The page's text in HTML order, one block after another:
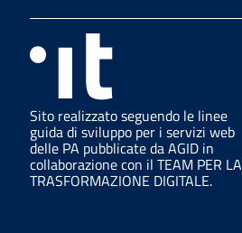
Sito realizzato seguendo le linee
guida di sviluppo per i servizi web
delle PA pubblicate da AGID in
collaborazione con il TEAM PER LA
TRASFORMAZIONE DIGITALE.